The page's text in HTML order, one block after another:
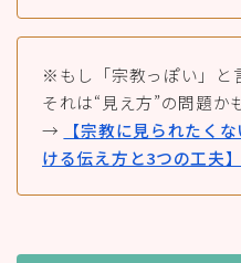
※もし「宗教っぽい」と
それは“見え方”の問題か
→
【宗教に見られたく
ける伝え方と3つの工夫】